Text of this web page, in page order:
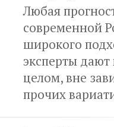
Любая
современной
широкого
эксперты
целом, вне
прочих